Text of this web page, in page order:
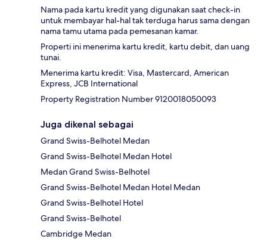
Nama pada kartu kredit yang digunakan saat check-in
untuk membayar hal-hal tak terduga harus sama dengan
nama tamu utama pada pemesanan kamar.
Properti ini menerima kartu kredit, kartu debit, dan uang
tunai.
Menerima kartu kredit: Visa, Mastercard, American
Express, JCB International
Property Registration Number 9120018050093
Juga dikenal sebagai
Grand Swiss-Belhotel Medan
Grand Swiss-Belhotel Medan Hotel
Medan Grand Swiss-Belhotel
Grand Swiss-Belhotel Medan Hotel Medan
Grand Swiss-Belhotel Hotel
Grand Swiss-Belhotel
Cambridge Medan